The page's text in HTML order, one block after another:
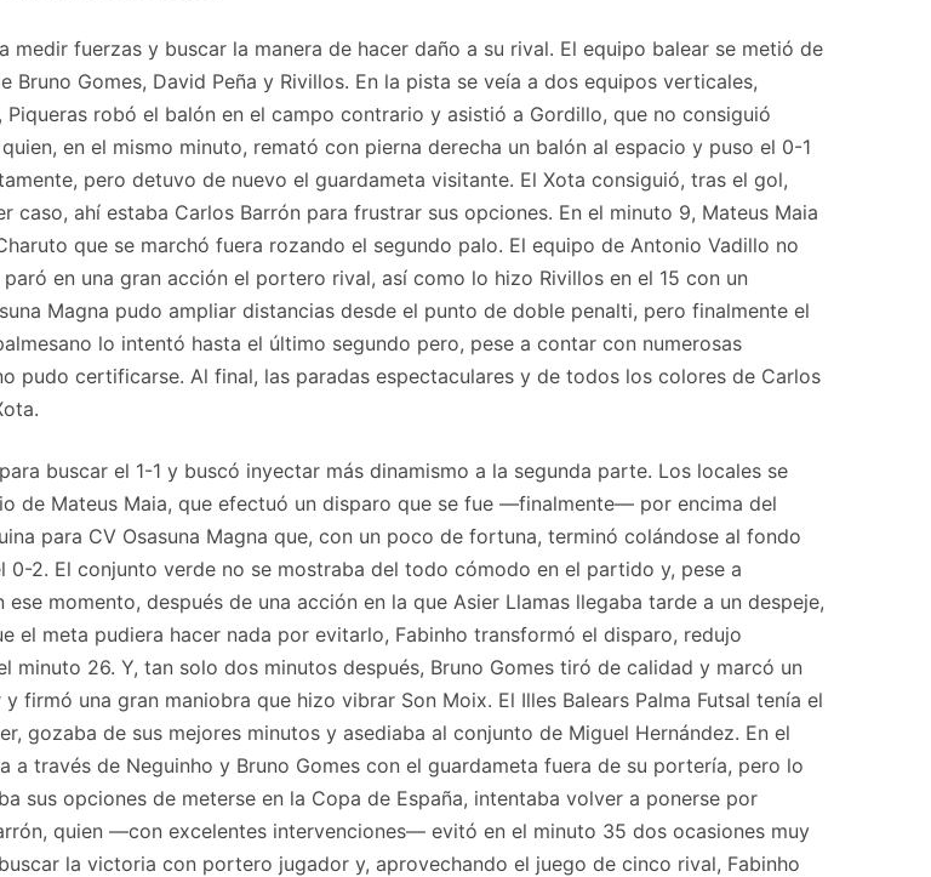
fuerzas y buscar la manera de hacer daño a su rival. El equipo balear se metió de
Gomes, David Peña y Rivillos. En la pista se veía a dos equipos verticales,
robó el balón en el campo contrario y asistió a Gordillo, que no consiguió
en el mismo minuto, remató con pierna derecha un balón al espacio y puso el 0-1
pero detuvo de nuevo el guardameta visitante. El Xota consiguió, tras el gol,
caso, ahí estaba Carlos Barrón para frustrar sus opciones. En el minuto 9, Mateus Maia
que se marchó fuera rozando el segundo palo. El equipo de Antonio Vadillo no
en una gran acción el portero rival, así como lo hizo Rivillos en el 15 con un
Magna pudo ampliar distancias desde el punto de doble penalti, pero finalmente el
lo intentó hasta el último segundo pero, pese a contar con numerosas
pudo certificarse. Al final, las paradas espectaculares y de todos los colores de Carlos
buscar el 1-1 y buscó inyectar más dinamismo a la segunda parte. Los locales se
de Mateus Maia, que efectuó un disparo que se fue —finalmente— por encima del
para CV Osasuna Magna que, con un poco de fortuna, terminó colándose al fondo
2. El conjunto verde no se mostraba del todo cómodo en el partido y, pese a
momento, después de una acción en la que Asier Llamas llegaba tarde a un despeje,
meta pudiera hacer nada por evitarlo, Fabinho transformó el disparo, redujo
26. Y, tan solo dos minutos después, Bruno Gomes tiró de calidad y marcó un
firmó una gran maniobra que hizo vibrar Son Moix. El Illes Balears Palma Futsal tenía el
gozaba de sus mejores minutos y asediaba al conjunto de Miguel Hernández. En el
través de Neguinho y Bruno Gomes con el guardameta fuera de su portería, pero lo
sus opciones de meterse en la Copa de España, intentaba volver a ponerse por
quien —con excelentes intervenciones— evitó en el minuto 35 dos ocasiones muy
la victoria con portero jugador y, aprovechando el juego de cinco rival, Fabinho